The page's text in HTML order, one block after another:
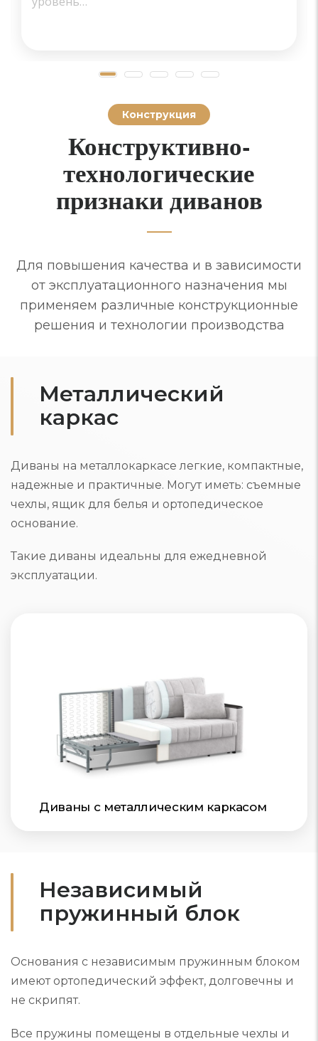
Конструкция
Конструктивно-
технологические
признаки диванов
Для повышения качества и в зависимости
от эксплуатационного назначения мы
применяем различные конструкционные
решения и технологии производства
Металлический
каркас
Диваны на металлокаркасе легкие, компактные,
надежные и практичные. Могут иметь: съемные
чехлы, ящик для белья и ортопедическое
основание.
Такие диваны идеальны для ежедневной
эксплуатации.
Диваны с металлическим каркасом
Независимый
пружинный блок
Основания с независимым пружинным блоком
имеют ортопедический эффект, долговечны и
не скрипят.
Все пружины помещены в отдельные чехлы и